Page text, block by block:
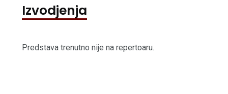
Izvodjenja
Predstava trenutno nije na repertoaru.